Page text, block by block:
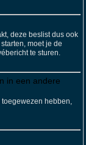
deze beslist dus ook
moet je de
te sturen.
in een andere
hebben,